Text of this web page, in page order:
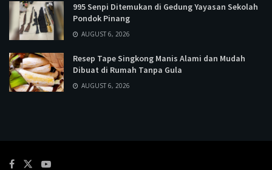
995 Senpi Ditemukan di Gedung Yayasan Sekolah
Pondok Pinang
AUGUST 6, 2026
Resep Tape Singkong Manis Alami dan Mudah
Dibuat di Rumah Tanpa Gula
AUGUST 6, 2026